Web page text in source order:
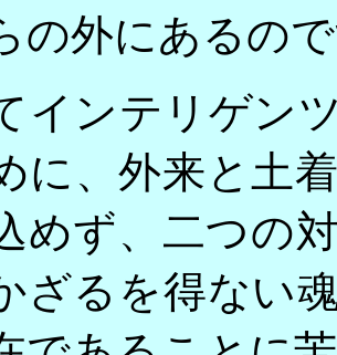
の外にあるの
インテリゲン
に、外来と土
めず、二つの
ざるを得ない